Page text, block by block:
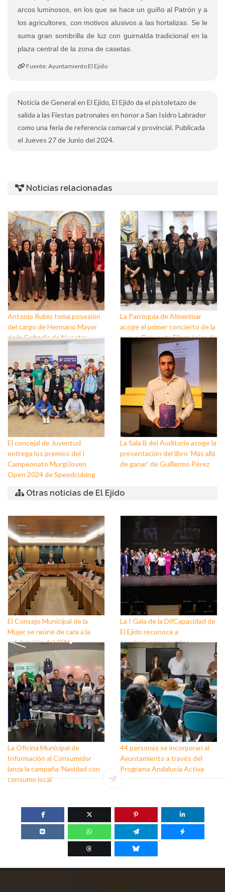
arcos luminosos, en los que se hace un guiño al Patrón y a
los agricultores, con motivos alusivos a las hortalizas. Se le
suma gran sombrilla de luz con guirnalda tradicional en la
plaza central de la zona de casetas.
Fuente: Ayuntamiento El Ejido
Noticia de General en El Ejido, El Ejido da el pistoletazo de
salida a las Fiestas patronales en honor a San Isidro Labrador
como una feria de referencia comarcal y provincial. Publicada
el Jueves 27 de Junio del 2024.
Noticias relacionadas
Antonio Rubio toma posesión
del cargo de Hermano Mayor
de la Cofradía de Nuestro
Padre Jesús Nazareno y
Nuestra Señora de los Dolores
de Balerma
La Parroquia de Almerimar
acoge el primer concierto de la
nueva Orquesta Filarmónica de
El concejal de Juventud
entrega los premios del I
Campeonato MurgiJoven
Open 2024 de Speedcubing
La Sala B del Auditorio acoge la
presentación del libro ‘Más allá
de ganar’ de Guillermo Pérez
Otras noticias de El Ejido
El Consejo Municipal de la
Mujer se reúne de cara a la
celebración del 25N
La I Gala de la DifCapacidad de
El Ejido reconoce a
asociaciones, usuarios y
personas que trabajan a favor
de este colectivo
La Oficina Municipal de
Información al Consumidor
lanza la campaña ‘Navidad con
consumo local’
44 personas se incorporan al
Ayuntamiento a través del
Programa Andalucía Activa